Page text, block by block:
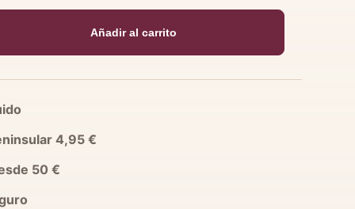
Añadir al carrito
4,95 €
50 €